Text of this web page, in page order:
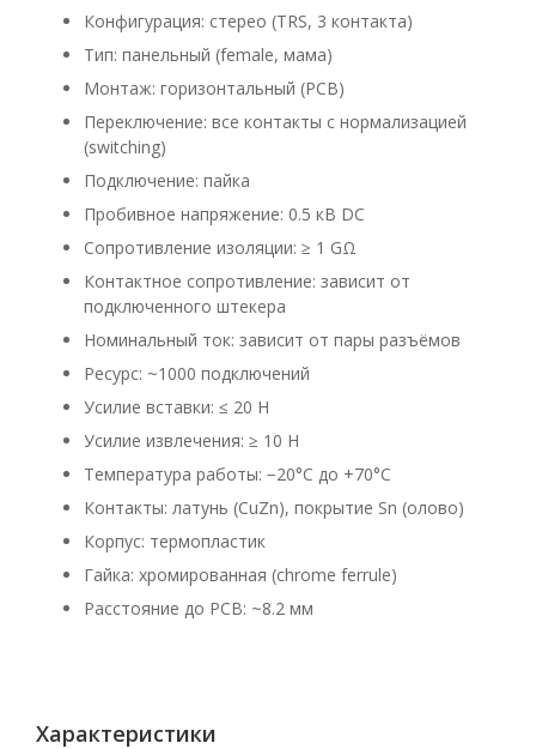
Конфигурация: стерео (TRS, 3 контакта)
Тип: панельный (female, мама)
Монтаж: горизонтальный (PCB)
Переключение: все контакты с нормализацией
(switching)
Подключение: пайка
Пробивное напряжение: 0.5 кВ DC
Сопротивление изоляции: ≥ 1 GΩ
Контактное сопротивление: зависит от
подключенного штекера
Номинальный ток: зависит от пары разъёмов
Ресурс: ~1000 подключений
Усилие вставки: ≤ 20 Н
Усилие извлечения: ≥ 10 Н
Температура работы: −20°C до +70°C
Контакты: латунь (CuZn), покрытие Sn (олово)
Корпус: термопластик
Гайка: хромированная (chrome ferrule)
Расстояние до PCB: ~8.2 мм
Характеристики